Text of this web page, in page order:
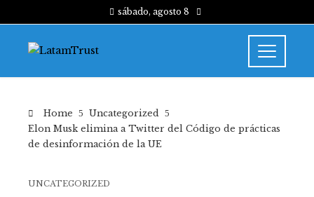
sábado, agosto 8
Home
Uncategorized
Elon Musk elimina a Twitter del Código de prácticas
de desinformación de la UE
UNCATEGORIZED